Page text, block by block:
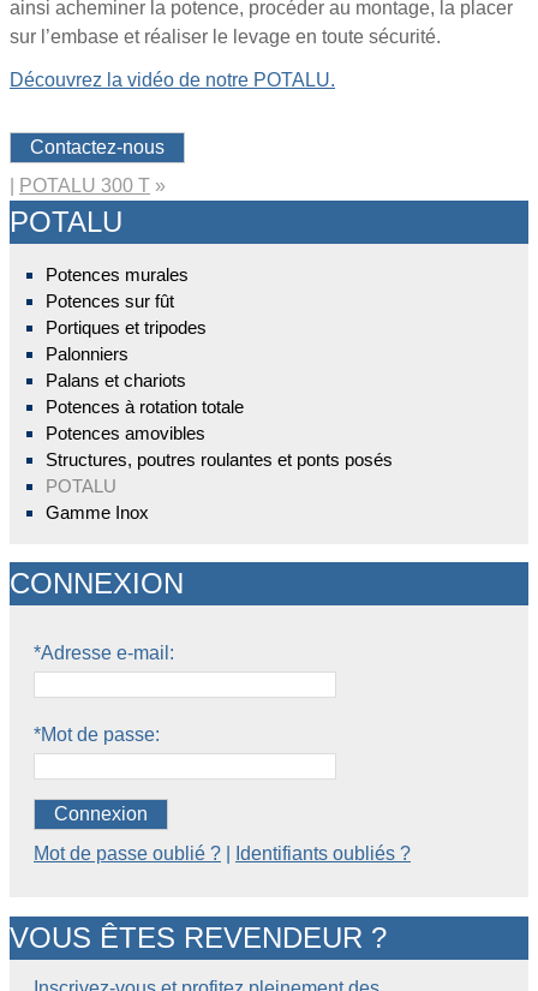
ainsi acheminer la potence, procéder au montage, la placer
sur l’embase et réaliser le levage en toute sécurité.
Découvrez la vidéo de notre POTALU.
Contactez-nous
POTALU 300 T »
POTALU
Potences murales
Potences sur fût
Portiques et tripodes
Palonniers
Palans et chariots
Potences à rotation totale
Potences amovibles
Structures, poutres roulantes et ponts posés
POTALU
Gamme Inox
CONNEXION
*Adresse e-mail:
*Mot de passe:
Connexion
Mot de passe oublié ?
Identifiants oubliés ?
VOUS ÊTES REVENDEUR ?